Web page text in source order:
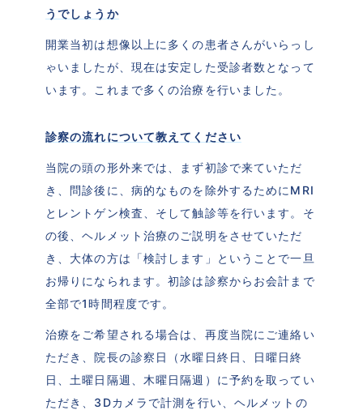
うでしょうか
開業当初は想像以上に多くの患者さんがいらっし
ゃいましたが、現在は安定した受診者数となって
います。これまで多くの治療を行いました。
診察の流れについて教えてください
当院の頭の形外来では、まず初診で来ていただ
き、問診後に、病的なものを除外するためにMRI
とレントゲン検査、そして触診等を行います。そ
の後、ヘルメット治療のご説明をさせていただ
き、大体の方は「検討します」ということで一旦
お帰りになられます。初診は診察からお会計まで
全部で1時間程度です。
治療をご希望される場合は、再度当院にご連絡い
ただき、院長の診察日（水曜日終日、日曜日終
日、土曜日隔週、木曜日隔週）に予約を取ってい
ただき、3Dカメラで計測を行い、ヘルメットの